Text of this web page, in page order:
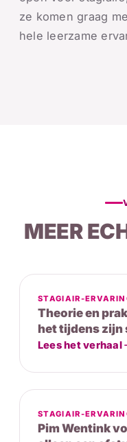
ze komen graag
hele leerzame
MEER
STAGIAIR-
Theorie en
het tijdens zijn
Lees het verhaal
STAGIAIR-
Pim Wentink